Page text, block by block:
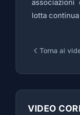
lotta
Torna ai
VIDEO